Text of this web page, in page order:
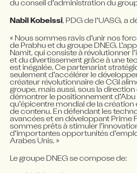
du conseil d’administration du
Nabil Kobeissi, PDG de l’UASG, a
« Nous sommes ravis d’unir nos
de Prabhu et du groupe DNEG.
Namit, qui consiste à révolutionner
et du divertissement grâce à une
est inégalée. Ce partenariat
seulement d’accélérer le
créateur révolutionnaire de CGI
groupe, mais aussi, sous la direction
démontrer le positionnement d’Abu
qu’épicentre mondial de la création
de contenu. En défendant les
avancées et en développant Prime
sommes prêts à stimuler
d’importantes opportunités
Arabes Unis. »
Le groupe DNEG se compose de: